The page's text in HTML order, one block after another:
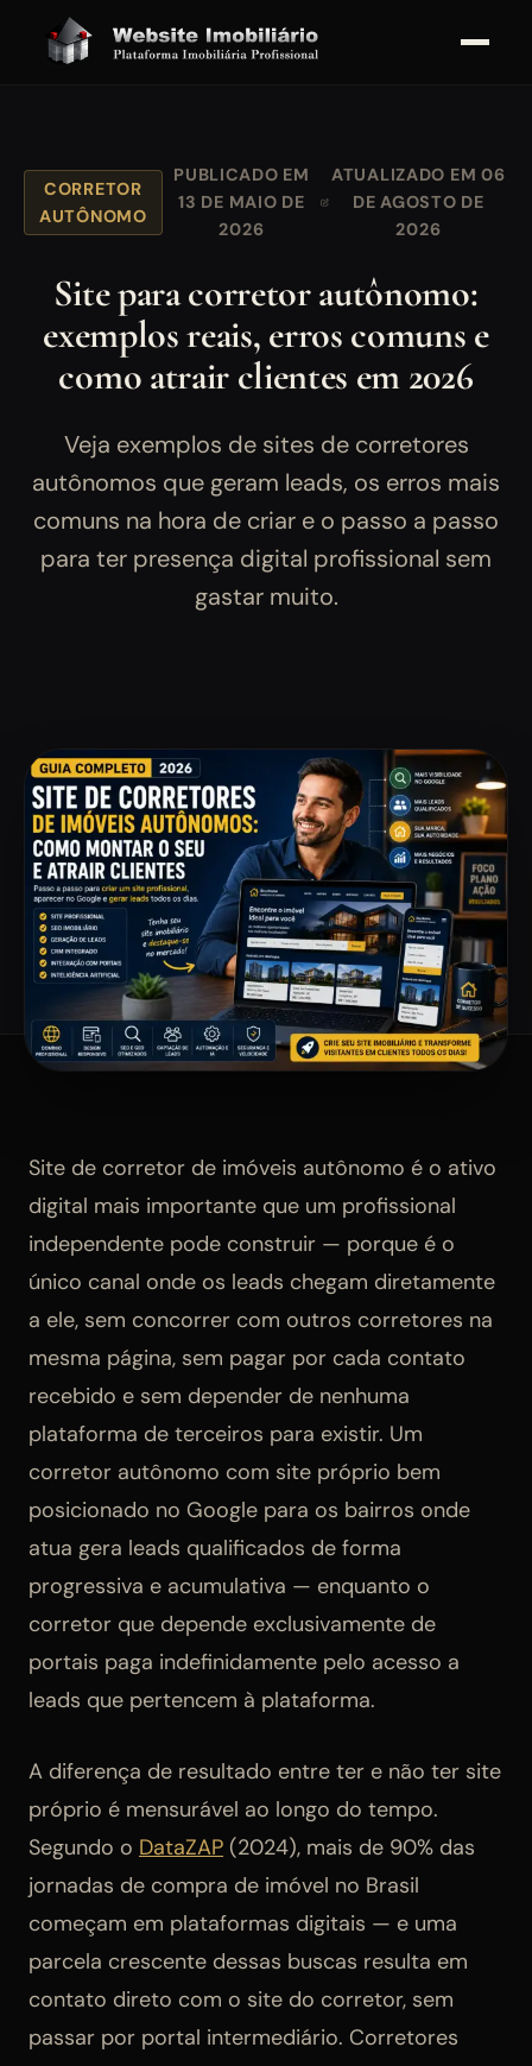
CORRETOR
AUTÔNOMO
PUBLICADO EM
13 DE MAIO DE
2026
ATUALIZADO EM 06
DE AGOSTO DE
2026
Site para corretor autônomo:
exemplos reais, erros comuns e
como atrair clientes em 2026
Veja exemplos de sites de corretores
autônomos que geram leads, os erros mais
comuns na hora de criar e o passo a passo
para ter presença digital profissional sem
gastar muito.
Site de corretor de imóveis autônomo é o ativo
digital mais importante que um profissional
independente pode construir — porque é o
único canal onde os leads chegam diretamente
a ele, sem concorrer com outros corretores na
mesma página, sem pagar por cada contato
recebido e sem depender de nenhuma
plataforma de terceiros para existir. Um
corretor autônomo com site próprio bem
posicionado no Google para os bairros onde
atua gera leads qualificados de forma
progressiva e acumulativa — enquanto o
corretor que depende exclusivamente de
portais paga indefinidamente pelo acesso a
leads que pertencem à plataforma.
A diferença de resultado entre ter e não ter site
próprio é mensurável ao longo do tempo.
Segundo o DataZAP (2024), mais de 90% das
jornadas de compra de imóvel no Brasil
começam em plataformas digitais — e uma
parcela crescente dessas buscas resulta em
contato direto com o site do corretor, sem
passar por portal intermediário. Corretores